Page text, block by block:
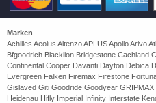
Marken
Achilles Aeolus Altenzo APLUS Apollo Arivo
Bfgoodrich Blacklion Bridgestone Cachland
Continental Cooper Davanti Dayton Debica
Evergreen Falken Firemax Firestone
Gislaved Giti Goodride Goodyear
Heidenau Hifly Imperial Infinity Interstate